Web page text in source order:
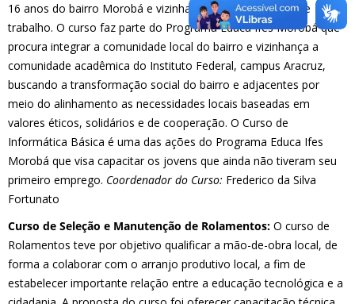
16 anos do bairro Morobá e vizinhança para o mercado de
trabalho. O curso faz parte do Programa Educa Ifes Morobá que
procura integrar a comunidade local do bairro e vizinhança a
comunidade acadêmica do Instituto Federal, campus Aracruz,
buscando a transformação social do bairro e adjacentes por
meio do alinhamento as necessidades locais baseadas em
valores éticos, solidários e de cooperação. O Curso de
Informática Básica é uma das ações do Programa Educa Ifes
Morobá que visa capacitar os jovens que ainda não tiveram seu
primeiro emprego. Coordenador do Curso: Frederico da Silva
Fortunato
Curso de Seleção e Manutenção de Rolamentos: O curso de
Rolamentos teve por objetivo qualificar a mão-de-obra local, de
forma a colaborar com o arranjo produtivo local, a fim de
estabelecer importante relação entre a educação tecnológica e a